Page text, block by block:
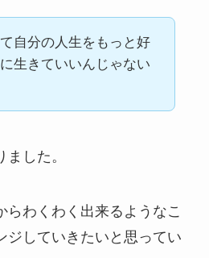
自分の人生をもっと好
生きていいんじゃない
した。
らわくわく出来るようなこ
ジしていきたいと思ってい